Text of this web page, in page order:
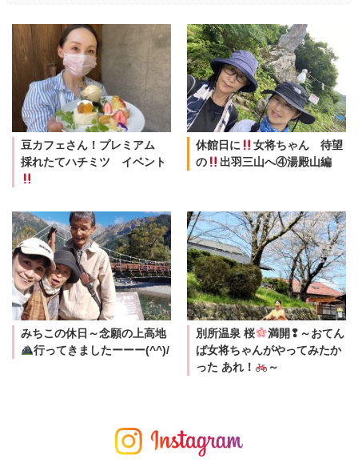
豆カフェさん！プレミアム
採れたてハチミツ イベント
休館日に
女将ちゃん 待望
の
出羽三山へ④湯殿山編
みちこの休日～念願の上高地
行ってきましたーーー(^^)/
別所温泉 桜
満開❢～おてん
ば女将ちゃんがやってみたか
った あれ！
～